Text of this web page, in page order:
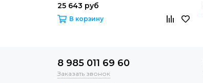
25 643 руб
В корзину
8 985 011 69 60
Заказать звонок